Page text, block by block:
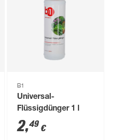
B1
Universal-
Flüssigdünger 1 l
2,49 €